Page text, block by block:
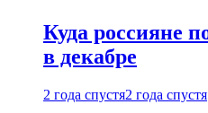
Куда россияне
в декабре
2 года спустя2 года спустя